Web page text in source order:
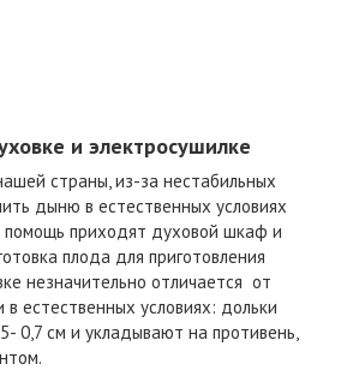
и электросушилке
страны, из-за нестабильных
дыню в естественных условиях
помощь приходят духовой шкаф и
плода для приготовления
незначительно отличается от
естественных условиях: дольки
0,7 см и укладывают на противень,